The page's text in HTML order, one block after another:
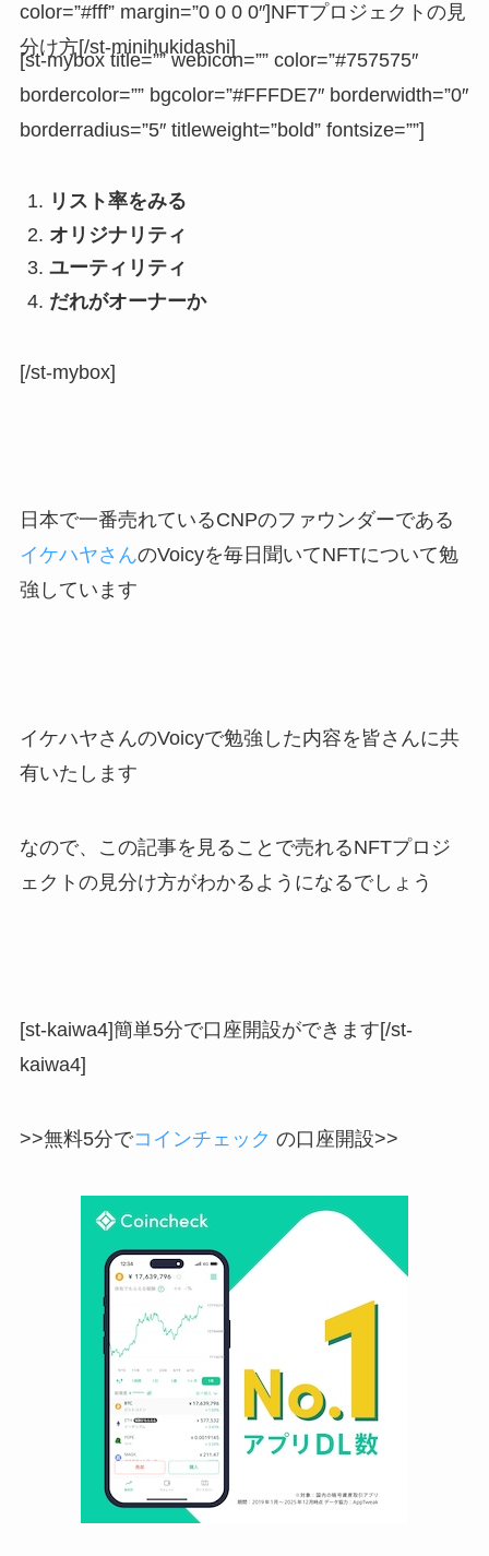
color=”#fff” margin=”0 0 0 0″]NFTプロジェクトの見
分け方[/st-minihukidashi]
[st-mybox title=”” webicon=”” color=”#757575″
bordercolor=”” bgcolor=”#FFFDE7″ borderwidth=”0″
borderradius=”5″ titleweight=”bold” fontsize=””]
リスト率をみる
オリジナリティ
ユーティリティ
だれがオーナーか
[/st-mybox]
日本で一番売れているCNPのファウンダーである
イケハヤさんのVoicyを毎日聞いてNFTについて勉
強しています
イケハヤさんのVoicyで勉強した内容を皆さんに共
有いたします
なので、この記事を見ることで売れるNFTプロジ
ェクトの見分け方がわかるようになるでしょう
[st-kaiwa4]簡単5分で口座開設ができます[/st-
kaiwa4]
>>無料5分でコインチェック の口座開設>>